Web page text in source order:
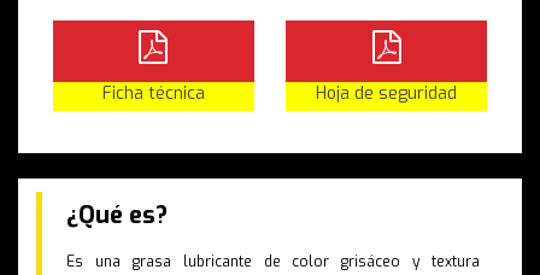
Ficha técnica Hoja de seguridad
¿Qué es?
Es una grasa lubricante de color grisáceo y textura